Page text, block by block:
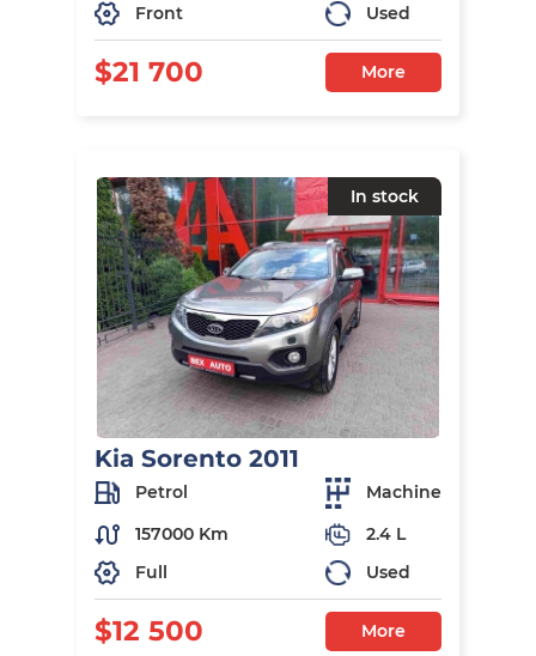
Front
Used
$21 700 More
In stock
Kia Sorento 2011
Petrol
Machine
157000 Km
2.4 L
Full
Used
$12 500 More